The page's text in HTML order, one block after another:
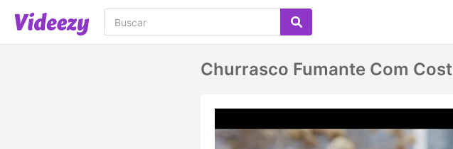
Churrasco Fumante Com